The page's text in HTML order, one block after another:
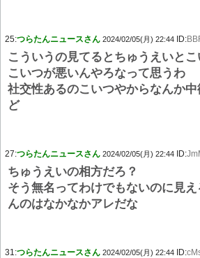
25:つらたんニュースさん 2024/02/05(月) 22:44 ID:
こういうの見てるとちゅうえいと
こいつが悪いんやろなって思うわ
社交性あるのこいつやからなんか
ど
27:つらたんニュースさん 2024/02/05(月) 22:44 ID:
ちゅうえいの相方だろ？
そう無名ってわけでもないのに見
んのはなかなかアレだな
31:つらたんニュースさん 2024/02/05(月) 22:44 ID: